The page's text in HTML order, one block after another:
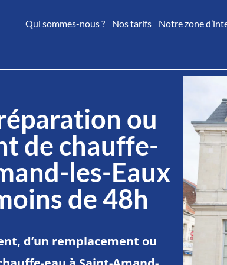
Qui sommes-nous ? Nos tarifs Notre zone
ou
de chauffe-
les-Eaux
de 48h
d’un remplacement ou